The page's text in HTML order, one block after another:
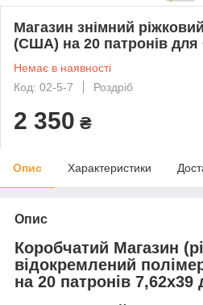
Магазин знімний
(США) на 20 патронів
Немає в наявності
Код: 02-5-7
Роздріб
2 350 ₴
Опис Характеристики
Опис
Коробчатий Магазин
відокремлений
на 20 патронів